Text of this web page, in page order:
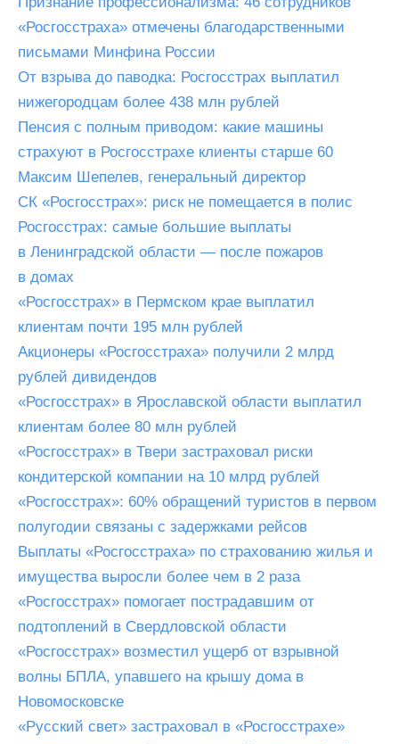
«Росгосстраха» отмечены благодарственными
письмами Минфина России
От взрыва до паводка: Росгосстрах выплатил
нижегородцам более 438 млн рублей
Пенсия с полным приводом: какие машины
страхуют в Росгосстрахе клиенты старше 60
Максим Шепелев, генеральный директор
СК «Росгосстрах»: риск не помещается в полис
Росгосстрах: самые большие выплаты
в Ленинградской области — после пожаров
в домах
«Росгосстрах» в Пермском крае выплатил
клиентам почти 195 млн рублей
Акционеры «Росгосстраха» получили 2 млрд
рублей дивидендов
«Росгосстрах» в Ярославской области выплатил
клиентам более 80 млн рублей
«Росгосстрах» в Твери застраховал риски
кондитерской компании на 10 млрд рублей
«Росгосстрах»: 60% обращений туристов в первом
полугодии связаны с задержками рейсов
Выплаты «Росгосстраха» по страхованию жилья и
имущества выросли более чем в 2 раза
«Росгосстрах» помогает пострадавшим от
подтоплений в Свердловской области
«Росгосстрах» возместил ущерб от взрывной
волны БПЛА, упавшего на крышу дома в
Новомосковске
«Русский свет» застраховал в «Росгосстрахе»